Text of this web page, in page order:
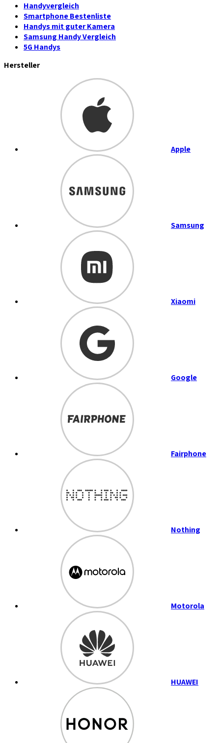
Handyvergleich
Smartphone Bestenliste
Handys mit guter Kamera
Samsung Handy Vergleich
5G Handys
Hersteller
Apple
Samsung
Xiaomi
Google
Fairphone
Nothing
Motorola
HUAWEI